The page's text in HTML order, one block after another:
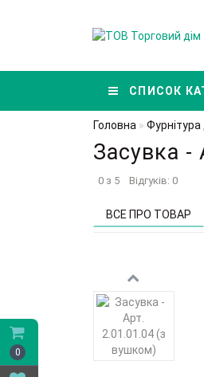
0
СПИСОК
Головна Фурнітура
Засувка
0 з 5 Відгуків: 0
ВСЕ ПРО ТОВАР